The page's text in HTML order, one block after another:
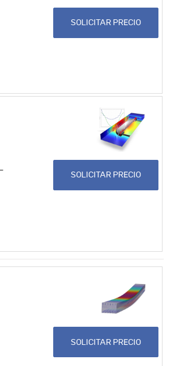
SOLICITAR PRECIO
SOLICITAR PRECIO
SOLICITAR PRECIO